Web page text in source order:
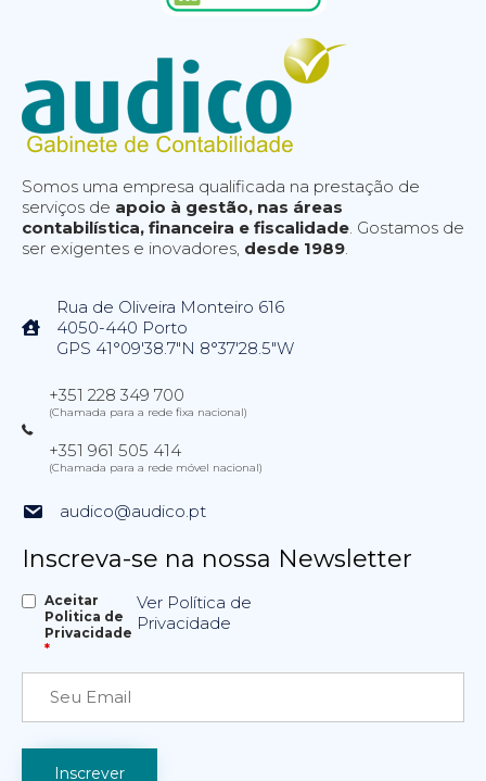
Somos uma empresa qualificada na prestação de
serviços de apoio à gestão, nas áreas
contabilística, financeira e fiscalidade. Gostamos de
ser exigentes e inovadores, desde 1989.
Rua de Oliveira Monteiro 616
4050-440 Porto
GPS 41°09'38.7"N 8°37'28.5"W
+351 228 349 700
(Chamada para a rede fixa nacional)
+351 961 505 414
(Chamada para a rede móvel nacional)
audico@audico.pt
Inscreva-se na nossa Newsletter
Aceitar
Politica de
Privacidade
*
Ver Política de
Privacidade